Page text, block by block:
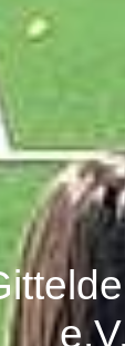
e.V.